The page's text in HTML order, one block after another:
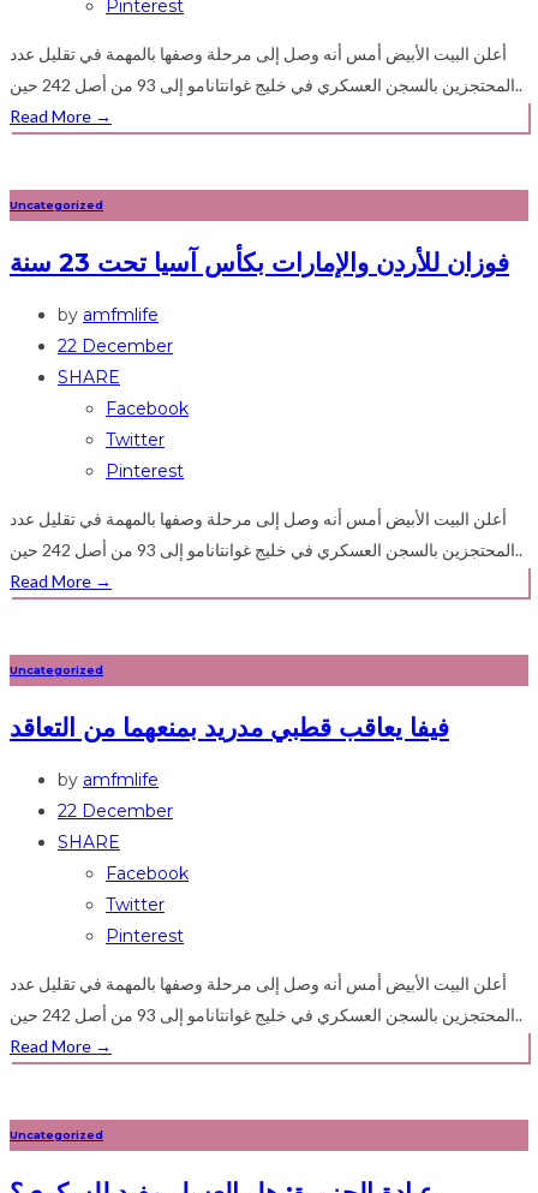
Pinterest
أعلن البيت الأبيض أمس أنه وصل إلى مرحلة وصفها بالمهمة في تقليل عدد
المحتجزين بالسجن العسكري في خليج غوانتانامو إلى 93 من أصل 242 حين..
Read More →
Uncategorized
فوزان للأردن والإمارات بكأس آسيا تحت 23 سنة
by amfmlife
22 December
SHARE
Facebook
Twitter
Pinterest
أعلن البيت الأبيض أمس أنه وصل إلى مرحلة وصفها بالمهمة في تقليل عدد
المحتجزين بالسجن العسكري في خليج غوانتانامو إلى 93 من أصل 242 حين..
Read More →
Uncategorized
فيفا يعاقب قطبي مدريد بمنعهما من التعاقد
by amfmlife
22 December
SHARE
Facebook
Twitter
Pinterest
أعلن البيت الأبيض أمس أنه وصل إلى مرحلة وصفها بالمهمة في تقليل عدد
المحتجزين بالسجن العسكري في خليج غوانتانامو إلى 93 من أصل 242 حين..
Read More →
Uncategorized